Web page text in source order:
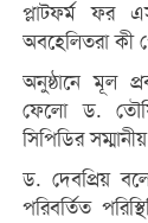
প্লাটফর্ম ফর
অবহেলিতরা কী
অনুষ্ঠানে মূল
ফেলো ড.
সিপিডির
ড. দেবপ্রিয়
পরিবর্তিত